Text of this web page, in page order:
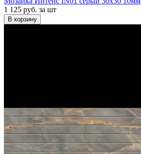
1 125 руб. за шт
В корзину